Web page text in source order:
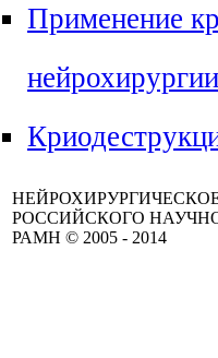
Применение
РОССИЙСКОГО
РАМН © 2005 - 2014